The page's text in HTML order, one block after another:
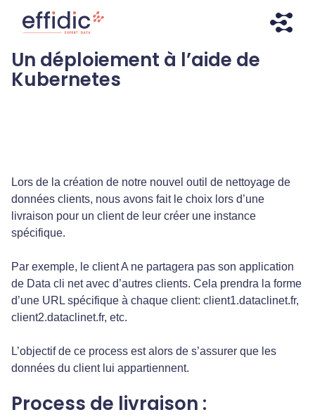
directement
contenu
navigationEffidic – Expert Data
Faites briller vos données !
Un déploiement à l’aide de
Kubernetes
Lors de la création de notre nouvel outil de nettoyage de
données clients, nous avons fait le choix lors d’une
livraison pour un client de leur créer une instance
spécifique.
Par exemple, le client A ne partagera pas son application
de Data cli net avec d’autres clients. Cela prendra la forme
d’une URL spécifique à chaque client: client1.dataclinet.fr,
client2.dataclinet.fr, etc.
L’objectif de ce process est alors de s’assurer que les
données du client lui appartiennent.
Process de livraison :